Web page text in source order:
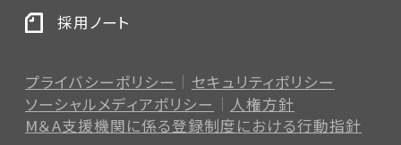
プライバシーポリシー
セキュリティポリシー
ソーシャルメディアポリシー
人権方針
M＆A支援機関に係る登録制度における行動指針
採用ノート